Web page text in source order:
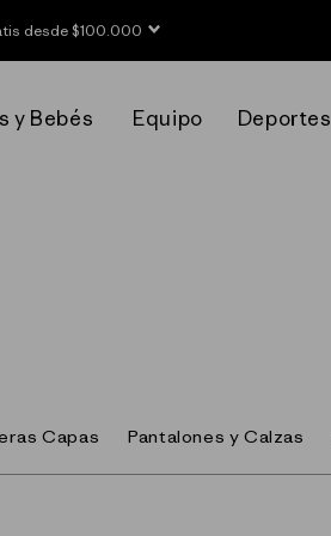
desde $100.000
y Bebés Equipo Deportes
Capas Pantalones y Calzas